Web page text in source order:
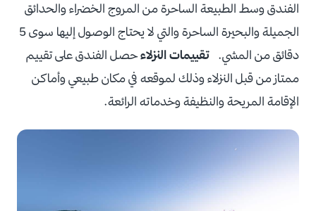
الفندق وسط الطبيعة الساحرة من المروج الخضراء والحدائق
الجميلة والبحيرة الساحرة والتي لا يحتاج الوصول إليها سوى 5
دقائق من المشي. تقييمات النزلاءحصل الفندق على تقييم
ممتاز من قبل النزلاء وذلك لموقعه في مكان طبيعي وأماكن
الإقامة المريحة والنظيفة وخدماته الرائعة.